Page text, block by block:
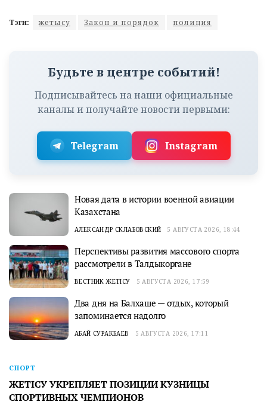
Тэги: жетысу Закон и порядок полиция
Будьте в центре событий!
Подписывайтесь на наши официальные
каналы и получайте новости первыми:
Telegram Instagram
Новая дата в истории военной авиации
Казахстана
АЛЕКСАНДР СКЛАБОВСКИЙ 5 АВГУСТА 2026, 18:44
Перспективы развития массового спорта
рассмотрели в Талдыкоргане
ВЕСТНИК ЖЕТІСУ 5 АВГУСТА 2026, 17:59
Два дня на Балхаше — отдых, который
запоминается надолго
АБАЙ СУРАКБАЕВ 5 АВГУСТА 2026, 17:11
СПОРТ
ЖЕТІСУ УКРЕПЛЯЕТ ПОЗИЦИИ КУЗНИЦЫ
СПОРТИВНЫХ ЧЕМПИОНОВ